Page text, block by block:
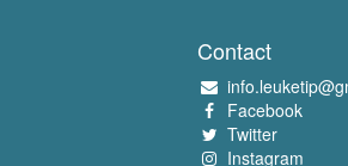
Contact
Facebook
Twitter
Instagram